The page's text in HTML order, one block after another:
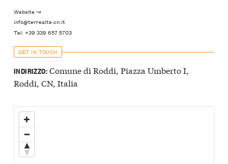
Website ↝
info@terrealte.cn.it
Tel: +39 339 657 5703
GET IN TOUCH
INDIRIZZO:Comune di Roddi, Piazza Umberto I,
Roddi, CN, Italia